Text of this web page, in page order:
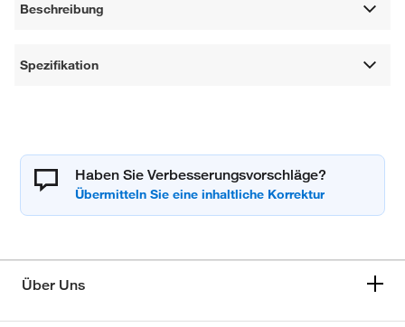
Beschreibung
Spezifikation
Haben Sie Verbesserungsvorschläge?
Über Uns